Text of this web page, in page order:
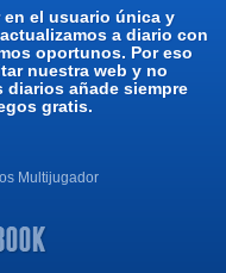
en el usuario única y
a diario con
oportunos. Por eso
nuestra web y no
añade siempre
gratis.
Multijugador